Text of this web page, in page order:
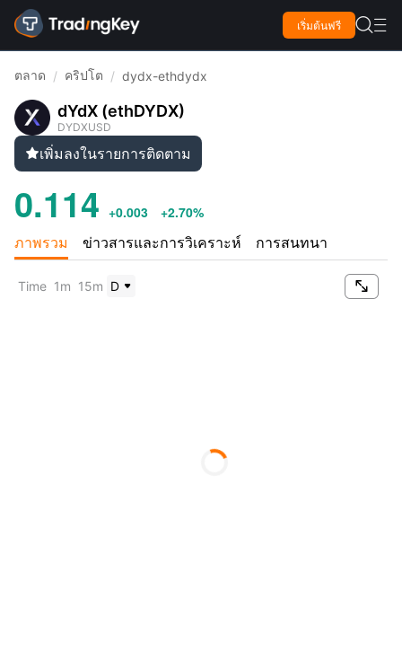
เริ่มต้นฟรี  
ตลาด / คริปโต / dydx-ethdydx
dYdX (ethDYDX)
DYDXUSD
เพิ่มลงในรายการติดตาม
0.114 +0.003 +2.70%
ภาพรวม ข่าวสารและการวิเคราะห์ การสนทนา

Time 1m 15m D